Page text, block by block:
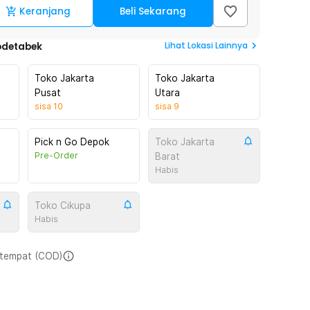
Keranjang Beli Sekarang
Lihat Lokasi Lainnya
Toko Jakarta
Pusat
sisa 10
Toko Jakarta
Utara
sisa 9
Pick n Go Depok
Pre-Order
Toko Jakarta
Barat
Habis
Toko Cikupa
Habis
(COD)